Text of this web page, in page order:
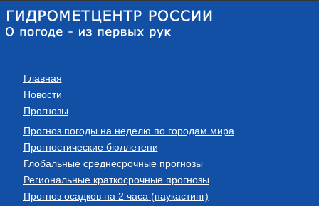
Главная
Новости
Прогнозы
Прогноз погоды на неделю по городам мира
Прогностические бюллетени
Глобальные среднесрочные прогнозы
Региональные краткосрочные прогнозы
Прогноз осадков на 2 часа (наукастинг)